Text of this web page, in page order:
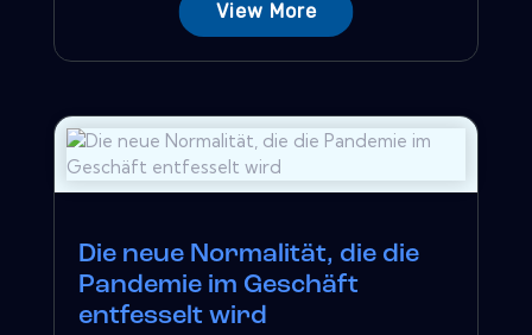
View More
Die neue Normalität, die die
Pandemie im Geschäft
entfesselt wird